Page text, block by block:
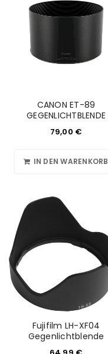
CANON ET-89
GEGENLICHTBLENDE
79,00 €
IN DEN WARENKORB
Fujifilm LH-XF04
Gegenlichtblende